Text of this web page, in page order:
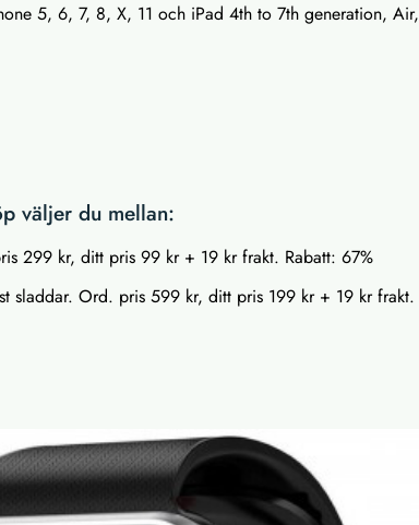
5, 6, 7, 8, X, 11 och iPad 4th to 7th generation, Air,
väljer du mellan:
299 kr, ditt pris 99 kr + 19 kr frakt. Rabatt: 67%
sladdar. Ord. pris 599 kr, ditt pris 199 kr + 19 kr frakt.